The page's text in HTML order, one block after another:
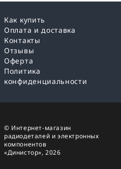
Как купить
Оплата и доставка
Контакты
Отзывы
Оферта
Политика
конфиденциальности
© Интернет-магазин
радиодеталей и электронных
компонентов
«Динистор»,2026